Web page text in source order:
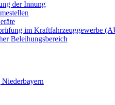
der Innung
im Kraftfahrzeuggewerbe
Beleihungsbereich